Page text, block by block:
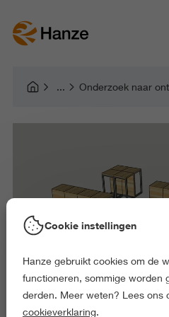
Cookie instellingen
Hanze gebruikt cookies om de
functioneren, sommige worden
derden. Meer weten? Lees ons
cookieverklaring.